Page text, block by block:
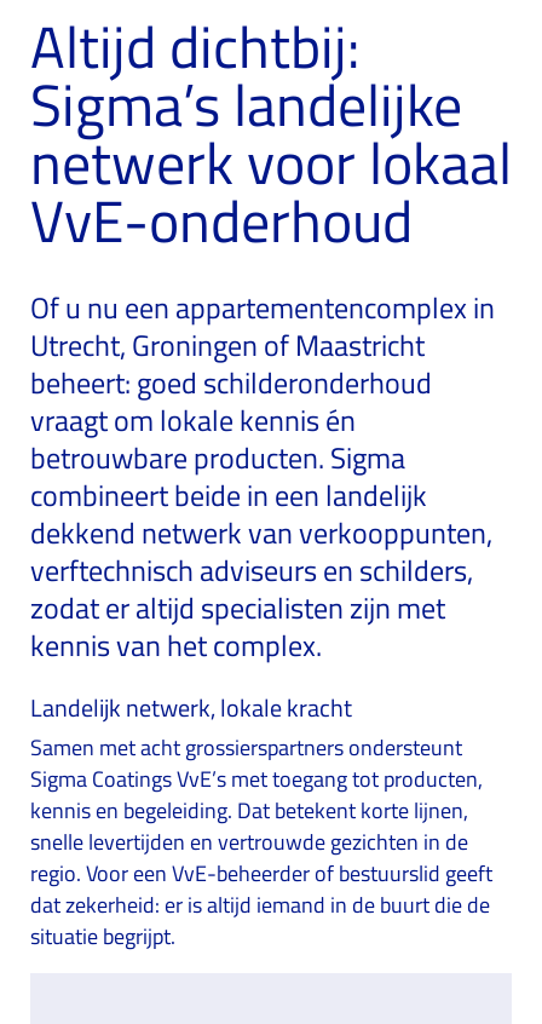
Altijd dichtbij:
Sigma’s landelijke
netwerk voor lokaal
VvE-onderhoud
Of u nu een appartementencomplex in
Utrecht, Groningen of Maastricht
beheert: goed schilderonderhoud
vraagt om lokale kennis én
betrouwbare producten. Sigma
combineert beide in een landelijk
dekkend netwerk van verkooppunten,
verftechnisch adviseurs en schilders,
zodat er altijd specialisten zijn met
kennis van het complex.
Landelijk netwerk, lokale kracht
Samen met acht grossierspartners ondersteunt
Sigma Coatings VvE’s met toegang tot producten,
kennis en begeleiding. Dat betekent korte lijnen,
snelle levertijden en vertrouwde gezichten in de
regio. Voor een VvE-beheerder of bestuurslid geeft
dat zekerheid: er is altijd iemand in de buurt die de
situatie begrijpt.